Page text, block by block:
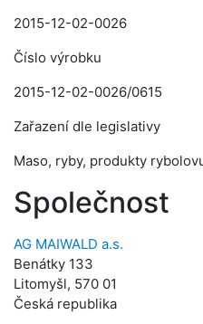
2015-12-02-0026
Číslo výrobku
2015-12-02-0026/0615
Zařazení dle legislativy
Maso, ryby, produkty
Společnost
AG MAIWALD a.s.
Benátky 133
Litomyšl, 570 01
Česká republika